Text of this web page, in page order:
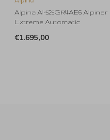
Alpina Al-525GR4AE6 Alpiner
Extreme Automatic
€1.695,00